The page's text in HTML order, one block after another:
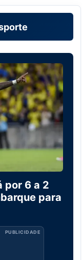
por 6 a 2
para
PUBLICIDADE